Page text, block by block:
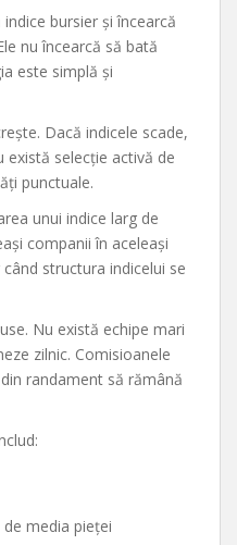
bursier și încearcă
nu încearcă să bată
este simplă și
Dacă indicele scade,
selecție activă de
punctuale.
unui indice larg de
companii în aceleași
structura indicelui se
Nu există echipe mari
zilnic. Comisioanele
randament să rămână
media pieței